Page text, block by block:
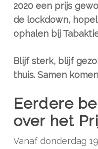
2020 een prijs
de lockdown,
ophalen bij
Blijf sterk, blijf
thuis. Samen
Eerdere
over het
Vanaf donderdag